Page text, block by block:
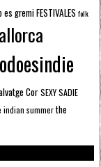
es gremiFESTIVALES folk
CorSEXY SADIE
indian summerthe